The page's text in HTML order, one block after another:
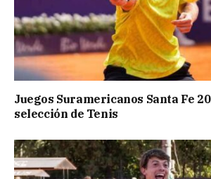
Juegos Suramericanos Santa Fe
selección de Tenis